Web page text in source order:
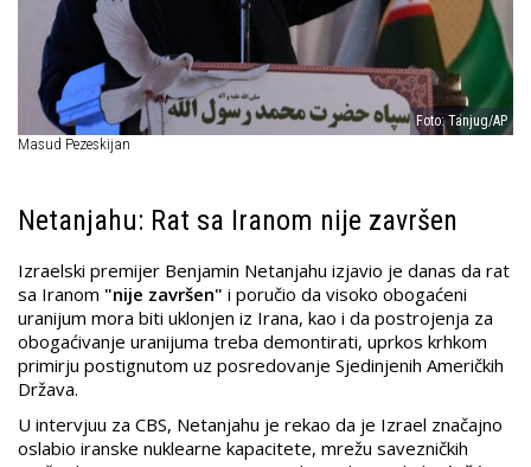
Foto: Tanjug/AP
Masud Pezeskijan
Netanjahu: Rat sa Iranom nije završen
Izraelski premijer Benjamin Netanjahu izjavio je danas da rat
sa Iranom "nije završen" i poručio da visoko obogaćeni
uranijum mora biti uklonjen iz Irana, kao i da postrojenja za
obogaćivanje uranijuma treba demontirati, uprkos krhkom
primirju postignutom uz posredovanje Sjedinjenih Američkih
Država.
U intervjuu za CBS, Netanjahu je rekao da je Izrael značajno
oslabio iranske nuklearne kapacitete, mrežu savezničkih